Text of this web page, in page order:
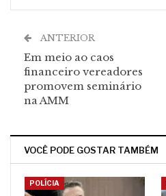
ANTERIOR
Em meio ao caos
financeiro vereadores
promovem seminário
na AMM
VOCÊ PODE GOSTAR TAMBÉM
POLÍCIA